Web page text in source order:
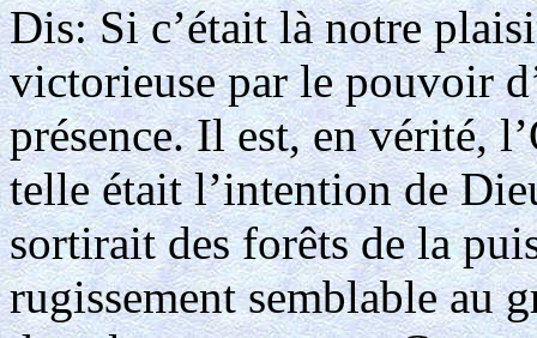
Dis: Si c’était là notre
victorieuse par le pouvoir
présence. Il est, en vérité,
telle était l’intention de
sortirait des forêts de la
rugissement semblable au